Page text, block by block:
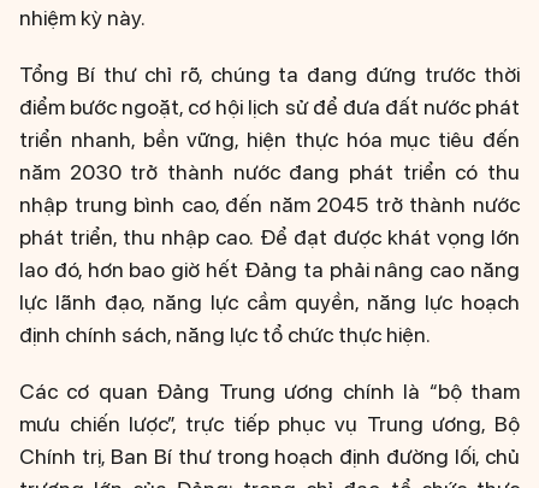
nhiệm kỳ này.
Tổng Bí thư chỉ rõ, chúng ta đang đứng trước thời
điểm bước ngoặt, cơ hội lịch sử để đưa đất nước phát
triển nhanh, bền vững, hiện thực hóa mục tiêu đến
năm 2030 trở thành nước đang phát triển có thu
nhập trung bình cao, đến năm 2045 trở thành nước
phát triển, thu nhập cao. Để đạt được khát vọng lớn
lao đó, hơn bao giờ hết Đảng ta phải nâng cao năng
lực lãnh đạo, năng lực cầm quyền, năng lực hoạch
định chính sách, năng lực tổ chức thực hiện.
Các cơ quan Đảng Trung ương chính là “bộ tham
mưu chiến lược”, trực tiếp phục vụ Trung ương, Bộ
Chính trị, Ban Bí thư trong hoạch định đường lối, chủ